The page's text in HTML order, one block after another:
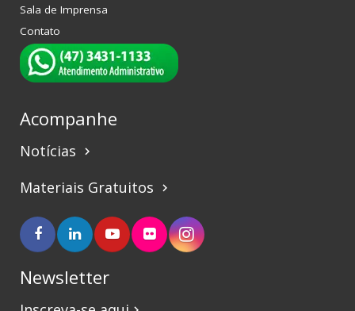
Sala de Imprensa
Contato
Acompanhe
Notícias keyboard_arrow_right
Materiais Gratuitos keyboard_arrow_right
Newsletter